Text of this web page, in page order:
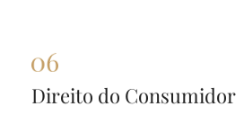
Direito do Consumidor
Direito do